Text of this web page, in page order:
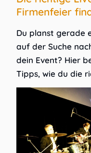
Firmenfeier
Du planst gerade
auf der Suche
dein Event? Hier
Tipps, wie du die